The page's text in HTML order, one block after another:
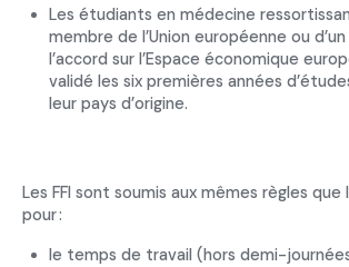
Les étudiants en médecine
membre de l’Union européenne ou
l’accord sur l’Espace économique
validé les six premières années
leur pays d’origine.
Les FFI sont soumis aux mêmes règles que
pour :
le temps de travail (hors demi-